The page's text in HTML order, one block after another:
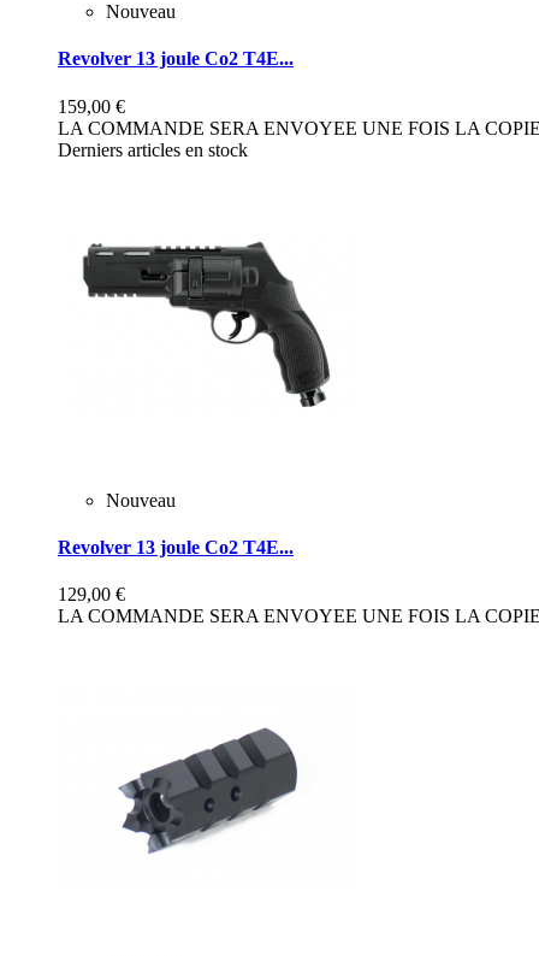
Nouveau
Revolver 13 joule Co2 T4E...
159,00 €
LA COMMANDE SERA ENVOYEE UNE FOIS LA
Derniers articles en stock
Nouveau
Revolver 13 joule Co2 T4E...
129,00 €
LA COMMANDE SERA ENVOYEE UNE FOIS LA